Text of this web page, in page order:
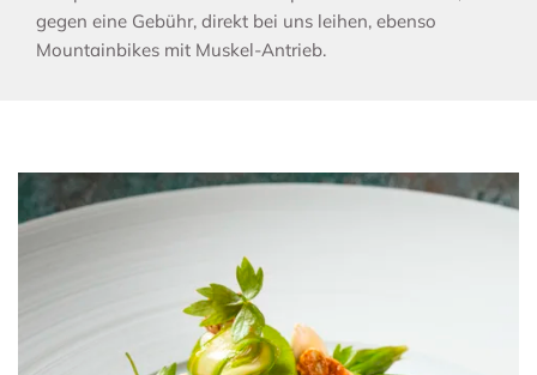
gegen eine Gebühr, direkt bei uns leihen, ebenso
Mountainbikes mit Muskel-Antrieb.